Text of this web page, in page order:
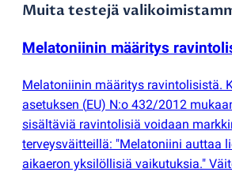
Muita testejä
Melatoniinin määritys
Melatoniinin määritys ravintolisistä.
asetuksen (EU) N:o 432/2012
sisältäviä ravintolisiä voidaan
terveysväitteillä: "Melatoniini auttaa
aikaeron yksilöllisiä vaikutuksia."